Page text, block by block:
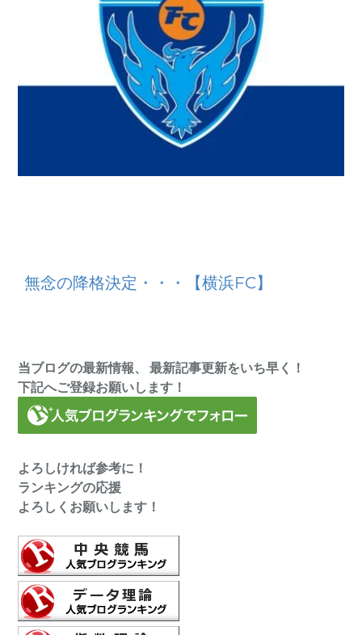
無念の降格決定・・・【横浜FC】
当ブログの最新情報、 最新記事更新をいち早く！
下記へご登録お願いします！
よろしければ参考に！
ランキングの応援
よろしくお願いします！